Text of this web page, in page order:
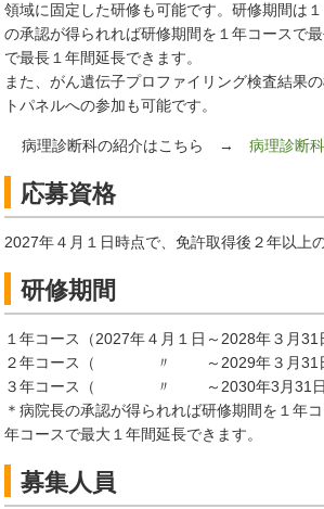
領域に固定した研修も可能です。研修期間は
の承認が得られれば研修期間を１年コースで
で最長１年間延長できます。
また、がん遺伝子プロファイリング検査結果
トパネルへの参加も可能です。
病理診断科の紹介はこちら →病理診断科
応募資格
2027年４月１日時点で、免許取得後２年以上
研修期間
１年コース（2027年４月１日～2028年３月31
２年コース（ 〃 ～2029年３月31日
３年コース（ 〃 ～2030年3月31日
＊病院長の承認が得られれば研修期間を１年
年コースで最大１年間延長できます。
募集人員